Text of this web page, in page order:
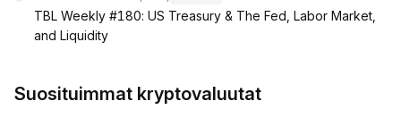
TBL Weekly #180: US Treasury & The Fed, Labor Market,
and Liquidity
Suosituimmat kryptovaluutat